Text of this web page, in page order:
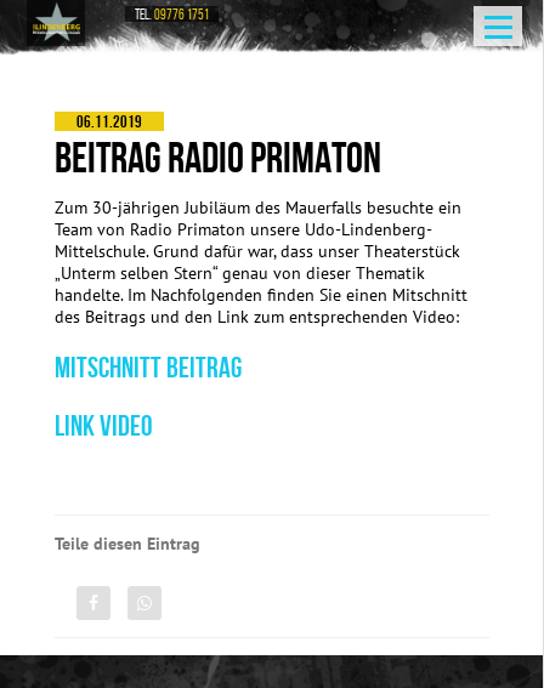
TEL.09776 1751
06.11.2019
BEITRAG RADIO PRIMATON
Zum 30-jährigen Jubiläum des Mauerfalls besuchte ein
Team von Radio Primaton unsere Udo-Lindenberg-
Mittelschule. Grund dafür war, dass unser Theaterstück
„Unterm selben Stern“ genau von dieser Thematik
handelte. Im Nachfolgenden finden Sie einen Mitschnitt
des Beitrags und den Link zum entsprechenden Video:
MITSCHNITT BEITRAG
LINK VIDEO
Teile diesen Eintrag